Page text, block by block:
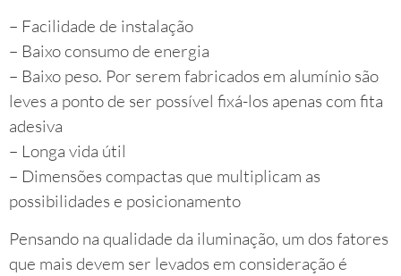
– Facilidade de instalação
– Baixo consumo de energia
– Baixo peso. Por serem fabricados em alumínio são
leves a ponto de ser possível fixá-los apenas com fita
adesiva
– Longa vida útil
– Dimensões compactas que multiplicam as
possibilidades e posicionamento
Pensando na qualidade da iluminação, um dos fatores
que mais devem ser levados em consideração é